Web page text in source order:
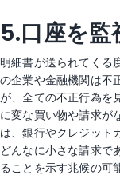
5.口座を監
明細書が送られてくる
の企業や金融機関は不
が、全ての不正行為を
に変な買い物や請求が
は、銀行やクレジット
どんなに小さな請求で
ることを示す兆候の可